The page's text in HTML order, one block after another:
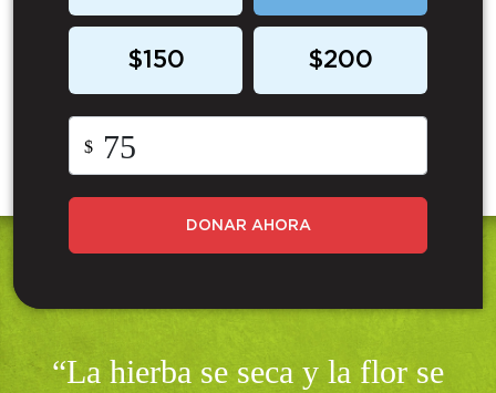
$150 $200
$
DONAR AHORA
“La hierba se seca y la flor se